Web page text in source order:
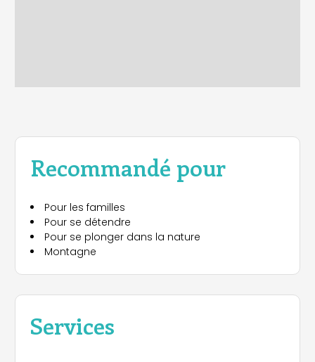
Recommandé pour
Pour les familles
Pour se détendre
Pour se plonger dans la nature
Montagne
Services